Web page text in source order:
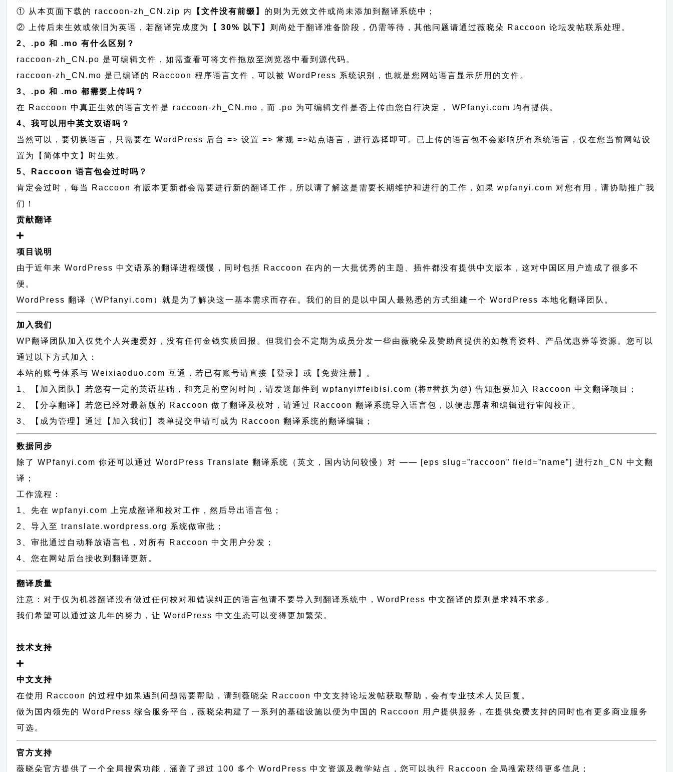
① 从本页面下载的 raccoon-zh_CN.zip 内
【文件没有前缀】 的则为无效文件或尚未添加到翻译系统中；
② 上传后未生效或依旧为英语，若翻译完成度为
【 30% 以下】 则尚处于翻译准备阶段，仍需等待，其他问题请通过薇晓朵 Raccoon 论坛发帖联系处理。
2、.po 和 .mo 有什么区别？
raccoon-zh_CN.po 是可编辑文件，如需查看可将文件拖放至浏览器中看到源代码。
raccoon-zh_CN.mo 是已编译的 Raccoon 程序语言文件，可以被 WordPress 系统识别，也就是您网站语言显示所用的文件。
3、.po 和 .mo 都需要上传吗？
在 Raccoon 中真正生效的语言文件是 raccoon-zh_CN.mo，而 .po 为可编辑文件是否上传由您自行决定， WPfanyi.com 均有提供。
4、我可以用中英文双语吗？
当然可以，要切换语言，只需要在 WordPress 后台 => 设置 => 常规 =>站点语言，进行选择即可。已上传的语言包不会影响所有系统语言，仅在您当前网站设
置为【简体中文】时生效。
5、Raccoon 语言包会过时吗？
肯定会过时，每当 Raccoon 有版本更新都会需要进行新的翻译工作，所以请了解这是需要长期维护和进行的工作，如果 wpfanyi.com 对您有用，请协助推广我
们！
贡献翻译
项目说明
由于近年来 WordPress 中文语系的翻译进程缓慢，同时包括 Raccoon 在内的一大批优秀的主题、插件都没有提供中文版本，这对中国区用户造成了很多不
便。
WordPress 翻译（WPfanyi.com） 就是为了解决这一基本需求而存在。我们的目的是以中国人最熟悉的方式组建一个 WordPress 本地化翻译团队。
加入我们
WP翻译团队加入仅凭个人兴趣爱好，没有任何金钱实质回报。但我们会不定期为成员分发一些由薇晓朵及赞助商提供的如教育资料、产品优惠券等资源。您可以
通过以下方式加入：
本站的账号体系与Weixiaoduo.com 互通，若已有账号请直接【登录】或【免费注册】。
1、【加入团队】若您有一定的英语基础，和充足的空闲时间，请发送邮件到 wpfanyi#feibisi.com (将#替换为@) 告知想要加入 Raccoon 中文翻译项目；
2、【分享翻译】若您已经对最新版的 Raccoon 做了翻译及校对，请通过 Raccoon 翻译系统导入语言包，以便志愿者和编辑进行审阅校正。
3、【成为管理】通过【加入我们】表单提交申请可成为 Raccoon 翻译系统的翻译编辑；
数据同步
除了 WPfanyi.com 你还可以通过WordPress Translate 翻译系统（英文，国内访问较慢）对 —— [eps slug=”raccoon” field=”name”]进行zh_CN
中文翻
译；
工作流程：
1、先在 wpfanyi.com 上完成翻译和校对工作，然后导出语言包；
2、导入至 translate.wordpress.org 系统做审批；
3、审批通过自动释放语言包，对所有 Raccoon 中文用户分发；
4、您在网站后台接收到翻译更新。
翻译质量
注意：对于仅为机器翻译没有做过任何校对和错误纠正的语言包请不要导入到翻译系统中，WordPress 中文翻译的原则 是求精不求多。
我们希望可以通过这几年的努力，让 WordPress 中文生态可以变得更加繁荣。
技术支持
中文支持
在使用 Raccoon 的过程中如果遇到问题需要帮助，请到薇晓朵 Raccoon 中文支持论坛发帖获取帮助，会有专业技术人员回复。
做为国内领先的 WordPress 综合服务平台，薇晓朵构建了一系列的基础设施以便为中国的 Raccoon 用户提供服务，在提供免费支持的同时也有更多商业服务
可选。
官方支持
薇晓朵官方提供了一个全局搜索功能，涵盖了超过 100 多个 WordPress 中文资源及教学站点，您可以执行 Raccoon 全局搜索获得更多信息；